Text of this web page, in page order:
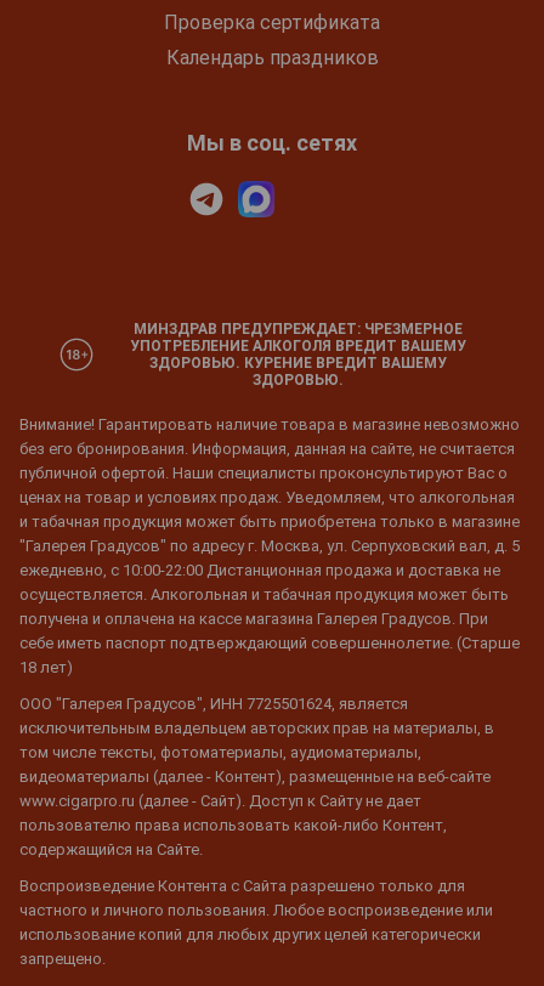
Проверка сертификата
Календарь праздников
Мы в соц. сетях
МИНЗДРАВ ПРЕДУПРЕЖДАЕТ: ЧРЕЗМЕРНОЕ
УПОТРЕБЛЕНИЕ АЛКОГОЛЯ ВРЕДИТ ВАШЕМУ
ЗДОРОВЬЮ. КУРЕНИЕ ВРЕДИТ ВАШЕМУ
ЗДОРОВЬЮ.
Внимание! Гарантировать наличие товара в магазине невозможно
без его бронирования. Информация, данная на сайте, не считается
публичной офертой. Наши специалисты проконсультируют Вас о
ценах на товар и условиях продаж. Уведомляем, что алкогольная
и табачная продукция может быть приобретена только в магазине
"Галерея Градусов" по адресу г. Москва, ул. Серпуховский вал, д. 5
ежедневно, с 10:00-22:00 Дистанционная продажа и доставка не
осуществляется. Алкогольная и табачная продукция может быть
получена и оплачена на кассе магазина Галерея Градусов. При
себе иметь паспорт подтверждающий совершеннолетие. (Старше
18 лет)
ООО "Галерея Градусов", ИНН 7725501624, является
исключительным владельцем авторских прав на материалы, в
том числе тексты, фотоматериалы, аудиоматериалы,
видеоматериалы (далее - Контент), размещенные на веб-сайте
www.cigarpro.ru (далее - Сайт). Доступ к Сайту не дает
пользователю права использовать какой-либо Контент,
содержащийся на Сайте.
Воспроизведение Контента с Сайта разрешено только для
частного и личного пользования. Любое воспроизведение или
использование копий для любых других целей категорически
запрещено.